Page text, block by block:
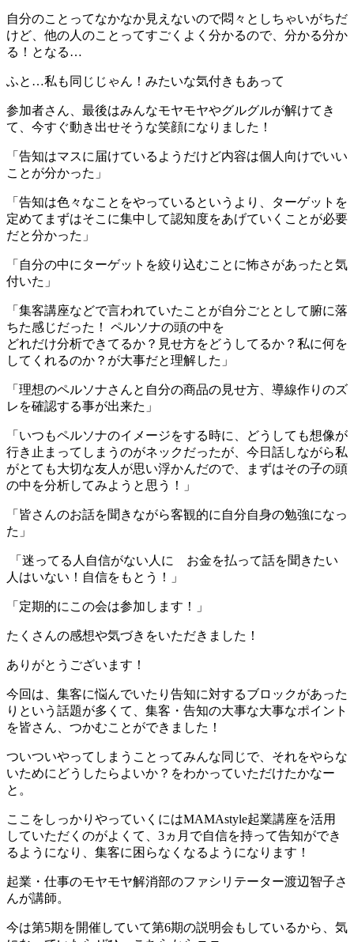
自分のことってなかなか見えないので悶々としちゃいがちだ
けど、他の人のことってすごくよく分かるので、分かる分か
る！となる…
ふと…私も同じじゃん！みたいな気付きもあって
参加者さん、最後はみんなモヤモヤやグルグルが解けてき
て、今すぐ動き出せそうな笑顔になりました！
「告知はマスに届けているようだけど内容は個人向けでいい
ことが分かった」
「告知は色々なことをやっているというより、ターゲットを
定めてまずはそこに集中して認知度をあげていくことが必要
だと分かった」
「自分の中にターゲットを絞り込むことに怖さがあったと気
付いた」
「集客講座などで言われていたことが自分ごととして腑に落
ちた感じだった！ ペルソナの頭の中を
どれだけ分析できてるか？見せ方をどうしてるか？私に何を
してくれるのか？が大事だと理解した」
「理想のペルソナさんと自分の商品の見せ方、導線作りのズ
レを確認する事が出来た」
「いつもペルソナのイメージをする時に、どうしても想像が
行き止まってしまうのがネックだったが、今日話しながら私
がとても大切な友人が思い浮かんだので、まずはその子の頭
の中を分析してみようと思う！」
「皆さんのお話を聞きながら客観的に自分自身の勉強になっ
た」
「迷ってる人自信がない人に お金を払って話を聞きたい
人はいない！自信をもとう！」
「定期的にこの会は参加します！」
たくさんの感想や気づきをいただきました！
ありがとうございます！
今回は、集客に悩んでいたり告知に対するブロックがあった
りという話題が多くて、集客・告知の大事な大事なポイント
を皆さん、つかむことができました！
ついついやってしまうことってみんな同じで、それをやらな
いためにどうしたらよいか？をわかっていただけたかなー
と。
ここをしっかりやっていくにはMAMAstyle起業講座を活用
していただくのがよくて、3ヵ月で自信を持って告知ができ
るようになり、集客に困らなくなるようになります！
起業・仕事のモヤモヤ解消部のファシリテーター渡辺智子さ
んが講師。
今は第5期を開催していて第6期の説明会もしているから、気